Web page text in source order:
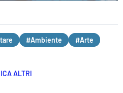
#Ambiente
#Arte
ALTRI